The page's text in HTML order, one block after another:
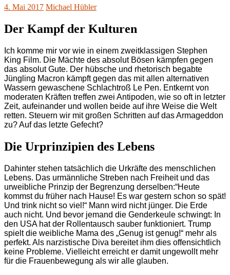
4. Mai 2017 Michael Hübler
Der Kampf der Kulturen
Ich komme mir vor wie in einem zweitklassigen Stephen
King Film. Die Mächte des absolut Bösen kämpfen gegen
das absolut Gute. Der hübsche und rhetorisch begabte
Jüngling Macron kämpft gegen das mit allen alternativen
Wassern gewaschene Schlachtroß Le Pen. Entkernt von
moderaten Kräften treffen zwei Antipoden, wie so oft in letzter
Zeit, aufeinander und wollen beide auf ihre Weise die Welt
retten. Steuern wir mit großen Schritten auf das Armageddon
zu? Auf das letzte Gefecht?
Die Urprinzipien des Lebens
Dahinter stehen tatsächlich die Urkräfte des menschlichen
Lebens. Das urmännliche Streben nach Freiheit und das
urweibliche Prinzip der Begrenzung derselben:“Heute
kommst du früher nach Hause! Es war gestern schon so spät!
Und trink nicht so viel!“ Mann wird nicht jünger. Die Erde
auch nicht. Und bevor jemand die Genderkeule schwingt: In
den USA hat der Rollentausch sauber funktioniert. Trump
spielt die weibliche Mama des „Genug ist genug!“ mehr als
perfekt. Als narzistische Diva bereitet ihm dies offensichtlich
keine Probleme. Vielleicht erreicht er damit ungewollt mehr
für die Frauenbewegung als wir alle glauben.